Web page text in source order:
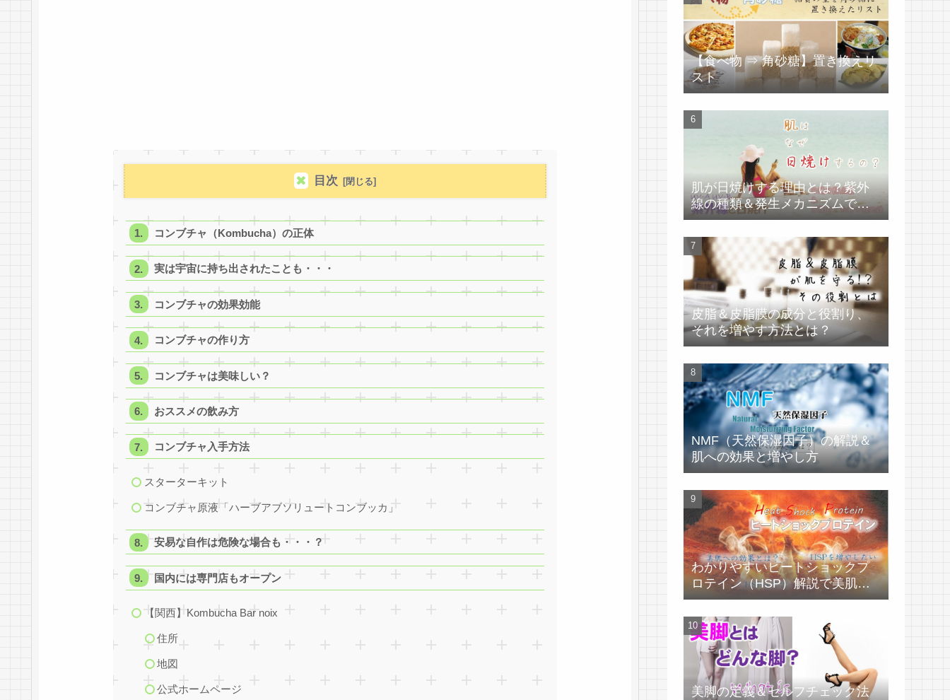
目次
コンブチャ（Kombucha）の正体
実は宇宙に持ち出されたことも・・・
コンブチャの効果効能
コンブチャの作り方
コンブチャは美味しい？
おススメの飲み方
コンブチャ入手方法
スターターキット
コンブチャ原液「ハーブアブソリュートコンブッカ」
安易な自作は危険な場合も・・・？
国内には専門店もオープン
【関西】Kombucha Bar noix
住所
地図
公式ホームページ
【食べ物 ⇒ 角砂糖】置き換えリ
スト
肌が日焼けする理由とは？紫外
線の種類＆発生メカニズムで学
ぶ
皮脂＆皮脂膜の成分と役割り、
それを増やす方法とは？
NMF（天然保湿因子）の解説＆
肌への効果と増やし方
わかりやすいヒートショックプ
ロテイン（HSP）解説で美肌づ
くり！
美脚の定義＆セルフチェック法